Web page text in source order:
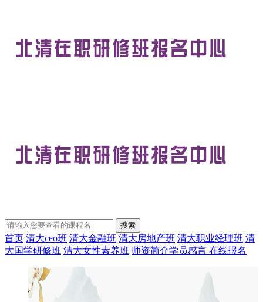
首页 清大ceo班 清大金融班 清大房地产班 清大职业经理班 清
大国学研修班 清大女性素养班 师资简介学员感言 在线报名